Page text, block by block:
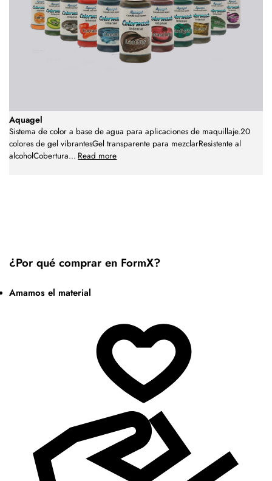
Aquagel
Sistema de color a base de agua para aplicaciones de maquillaje.20
colores de gel vibrantesGel transparente para mezclarResistente al
alcoholCobertura... Read more
¿Por qué comprar en FormX?
Amamos el material